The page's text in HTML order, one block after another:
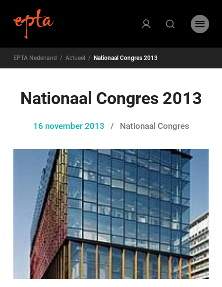
EPTA Nederland / Actueel / Nationaal Congres 2013
Nationaal Congres 2013
16 november 2013 / Nationaal Congres